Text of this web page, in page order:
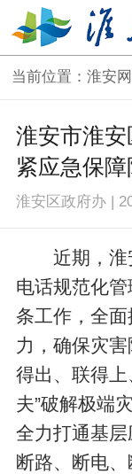
当前位置：淮安网
淮安市淮
紧应急保障
淮安区政府办 |
近期，
电话规范化
条工作，全
力，确保灾
得出、联得上
夫”破解极端
全力打通基层
断路、断电